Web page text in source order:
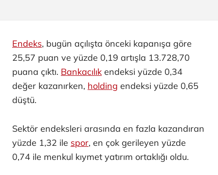
Endeks, bugün açılışta önceki kapanışa göre
25,57 puan ve yüzde 0,19 artışla 13.728,70
puana çıktı. Bankacılık endeksi yüzde 0,34
değer kazanırken, holding endeksi yüzde 0,65
düştü.
Sektör endeksleri arasında en fazla kazandıran
yüzde 1,32 ile spor, en çok gerileyen yüzde
0,74 ile menkul kıymet yatırım ortaklığı oldu.